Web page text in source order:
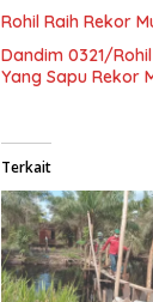
Rohil Raih Rekor
Dandim 0321/
Yang Sapu Rekor
Terkait